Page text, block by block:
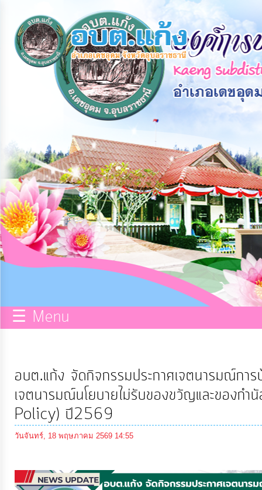
หน้า
หลัก
บุคลากร
แผน
ยุทธศาสตร์
ข่าวสาร
ความ
รู้
การ
ดำเนิน
☰ Menu
อบต.แก้ง จัดกิจกรรมประกาศเจตนารมณ์กา
เจตนารมณ์นโยบายไม่รับของขวัญและของ
Policy) ปี2569
วันจันทร์, 18 พฤษภาคม 2569 14:55